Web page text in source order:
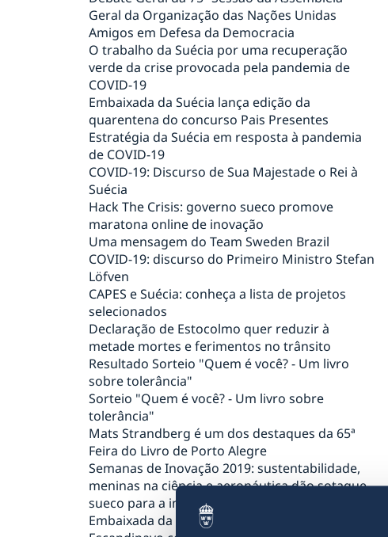
Geral da Organização das Nações Unidas
Amigos em Defesa da Democracia
O trabalho da Suécia por uma recuperação
verde da crise provocada pela pandemia de
COVID-19
Embaixada da Suécia lança edição da
quarentena do concurso Pais Presentes
Estratégia da Suécia em resposta à pandemia
de COVID-19
COVID-19: Discurso de Sua Majestade o Rei à
Suécia
Hack The Crisis: governo sueco promove
maratona online de inovação
Uma mensagem do Team Sweden Brazil
COVID-19: discurso do Primeiro Ministro Stefan
Löfven
CAPES e Suécia: conheça a lista de projetos
selecionados
Declaração de Estocolmo quer reduzir à
metade mortes e ferimentos no trânsito
Resultado Sorteio "Quem é você? - Um livro
sobre tolerância"
Sorteio "Quem é você? - Um livro sobre
tolerância"
Mats Strandberg é um dos destaques da 65ª
Feira do Livro de Porto Alegre
Semanas de Inovação 2019: sustentabilidade,
meninas na ciência e aeronáutica dão sotaque
sueco para a inovação
Embaixada da Suécia e Restaurante O